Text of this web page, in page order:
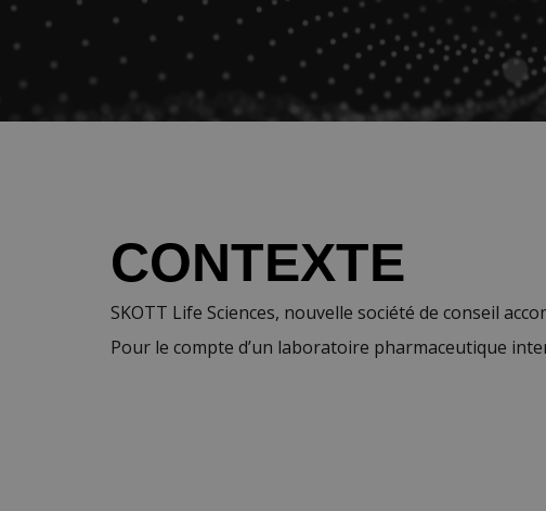
CONTEXTE
SKOTT Life Sciences, nouvelle société de conseil
Pour le compte d’un laboratoire pharmaceutique